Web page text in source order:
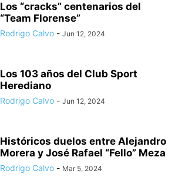
Los “cracks” centenarios del
“Team Florense”
Rodrigo Calvo - Jun 12, 2024
Los 103 años del Club Sport
Herediano
Rodrigo Calvo - Jun 12, 2024
Históricos duelos entre Alejandro
Morera y José Rafael “Fello” Meza
Rodrigo Calvo - Mar 5, 2024